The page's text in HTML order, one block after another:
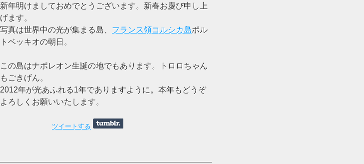
新年明けましておめでとうございます。新春お慶び申し上
げます。
写真は世界中の光が集まる島、 フランス領コルシカ島ポル
トベッキオの朝日。
この島はナポレオン生誕の地でもあります。トロロちゃん
もごきげん。
2012年が光あふれる1年でありますように。本年もどうぞ
よろしくお願いいたします。
ツイートする